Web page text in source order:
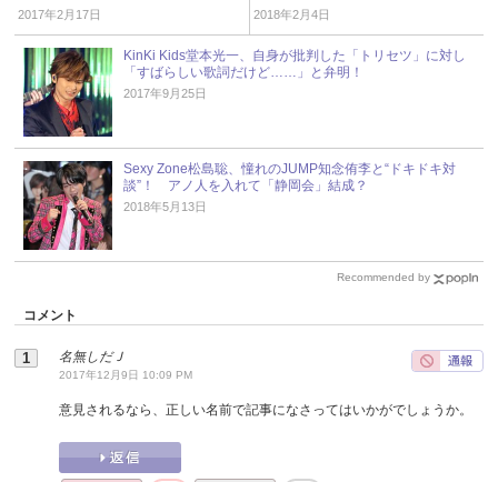
2017年2月17日 2018年2月4日
KinKi Kids堂本光一、自身が批判した「トリセツ」に対し
「すばらしい歌詞だけど……」と弁明！
2017年9月25日
Sexy Zone松島聡、憧れのJUMP知念侑李と“ドキドキ対
談”！ アノ人を入れて「静岡会」結成？
2018年5月13日
Recommended by
コメント
名無しだＪ
2017年12月9日 10:09 PM
意見されるなら、正しい名前で記事になさってはいかがでしょうか。